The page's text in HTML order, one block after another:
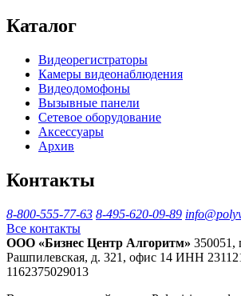
Каталог
Видеорегистраторы
Камеры видеонаблюдения
Видеодомофоны
Вызывные панели
Сетевое оборудование
Аксессуары
Архив
Контакты
8-800-555-77-63 8-495-620-09-89
Все контакты
ООО «Бизнес Центр Алгоритм» 350051,
Рашпилевская, д. 321, офис 14 ИНН
1162375029013